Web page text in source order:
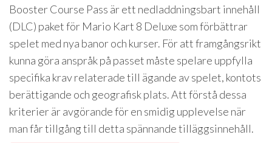
Booster Course Pass är ett nedladdningsbart innehåll
(DLC) paket för Mario Kart 8 Deluxe som förbättrar
spelet med nya banor och kurser. För att framgångsrikt
kunna göra anspråk på passet måste spelare uppfylla
specifika krav relaterade till ägande av spelet, kontots
berättigande och geografisk plats. Att förstå dessa
kriterier är avgörande för en smidig upplevelse när
man får tillgång till detta spännande tilläggsinnehåll.